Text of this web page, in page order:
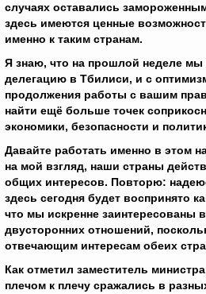
случаях оставались
здесь имеются ценные
именно к таким странам.
Я знаю, что на прошлой неделе
делегацию в Тбилиси, и с
продолжения работы с вашим
найти ещё больше точек
экономики, безопасности и
Давайте работать именно в этом
на мой взгляд, наши страны
общих интересов. Повторю:
здесь сегодня будет воспринято
что мы искренне заинтересованы
двусторонних отношений,
отвечающим интересам обеих
Как отметил заместитель
плечом к плечу сражались в